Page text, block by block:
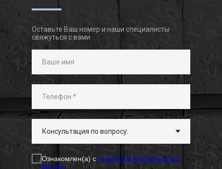
Оставьте Ваш номер и наши специалисты
свяжуться с вами
Ознакомлен(а) с политикой персональных
данных